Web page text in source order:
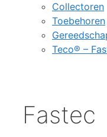
Collectoren
Toebehoren
Teco® –
Fastec